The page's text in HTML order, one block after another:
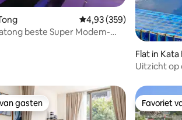
van 4,95 op 5, 134 recensies
Gemiddelde beoordeling
4,93 (359)
beste Super Modem-
Flat in Kata
Uitzicht op
strand!
gasten
gasten Favoriet
Favoriet